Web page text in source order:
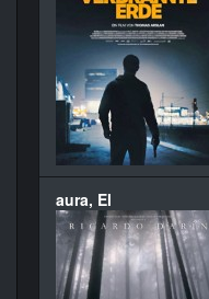
aura, El